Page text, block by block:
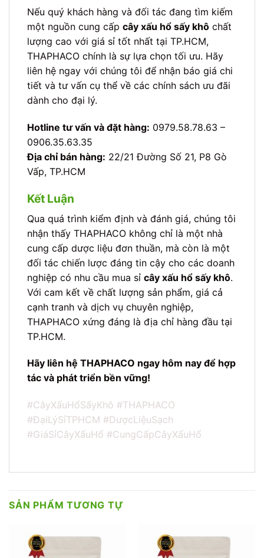
Nếu quý khách hàng và đối tác đang tìm kiếm
một nguồn cung cấp cây xấu hổ sấy khô chất
lượng cao với giá sỉ tốt nhất tại TP.HCM,
THAPHACO chính là sự lựa chọn tối ưu. Hãy
liên hệ ngay với chúng tôi để nhận báo giá chi
tiết và tư vấn cụ thể về các chính sách ưu đãi
dành cho đại lý.
Hotline tư vấn và đặt hàng: 0979.58.78.63 –
0906.35.63.35
Địa chỉ bán hàng: 22/21 Đường Số 21, P8 Gò
Vấp, TP.HCM
Kết Luận
Qua quá trình kiểm định và đánh giá, chúng tôi
nhận thấy THAPHACO không chỉ là một nhà
cung cấp dược liệu đơn thuần, mà còn là một
đối tác chiến lược đáng tin cậy cho các doanh
nghiệp có nhu cầu mua sỉ cây xấu hổ sấy khô.
Với cam kết về chất lượng sản phẩm, giá cả
cạnh tranh và dịch vụ chuyên nghiệp,
THAPHACO xứng đáng là địa chỉ hàng đầu tại
TP.HCM.
Hãy liên hệ THAPHACO ngay hôm nay để hợp
tác và phát triển bền vững!
#CâyXấuHổSấyKhô #THAPHACO
#ĐạiLýSỉTPHCM #DượcLiệuSạch
#GiáSỉCâyXấuHổ #CungCấpCâyXấuHổ
SẢN PHẨM TƯƠNG TỰ